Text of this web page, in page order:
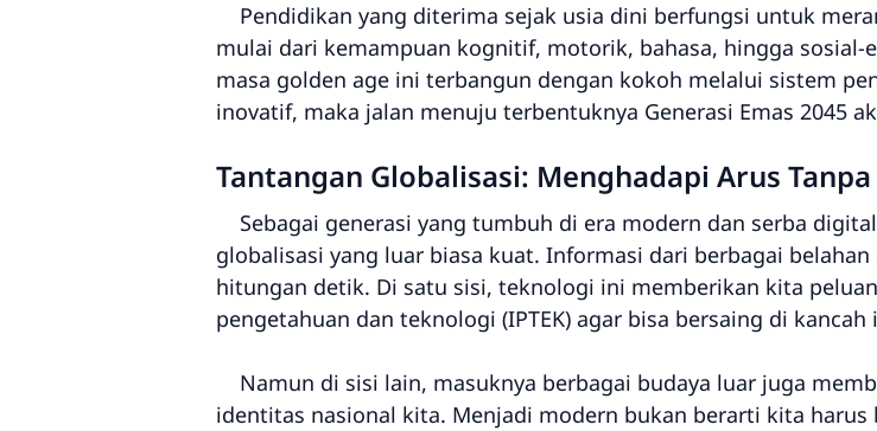
Pendidikan yang diterima sejak usia dini berfungsi untuk
mulai dari kemampuan kognitif, motorik, bahasa, hingga sosial-
masa golden age ini terbangun dengan kokoh melalui sistem
inovatif, maka jalan menuju terbentuknya Generasi Emas 2045
Tantangan Globalisasi: Menghadapi Arus
Sebagai generasi yang tumbuh di era modern dan serba
globalisasi yang luar biasa kuat. Informasi dari berbagai
hitungan detik. Di satu sisi, teknologi ini memberikan kita
pengetahuan dan teknologi (IPTEK) agar bisa bersaing di
Namun di sisi lain, masuknya berbagai budaya luar juga
identitas nasional kita. Menjadi modern bukan berarti kita harus